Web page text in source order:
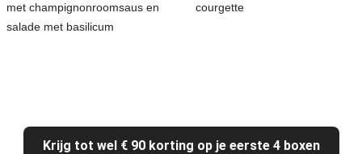
met champignonroomsaus en
salade met basilicum
courgette
Krijg tot wel € 90 korting op je eerste 4 boxen